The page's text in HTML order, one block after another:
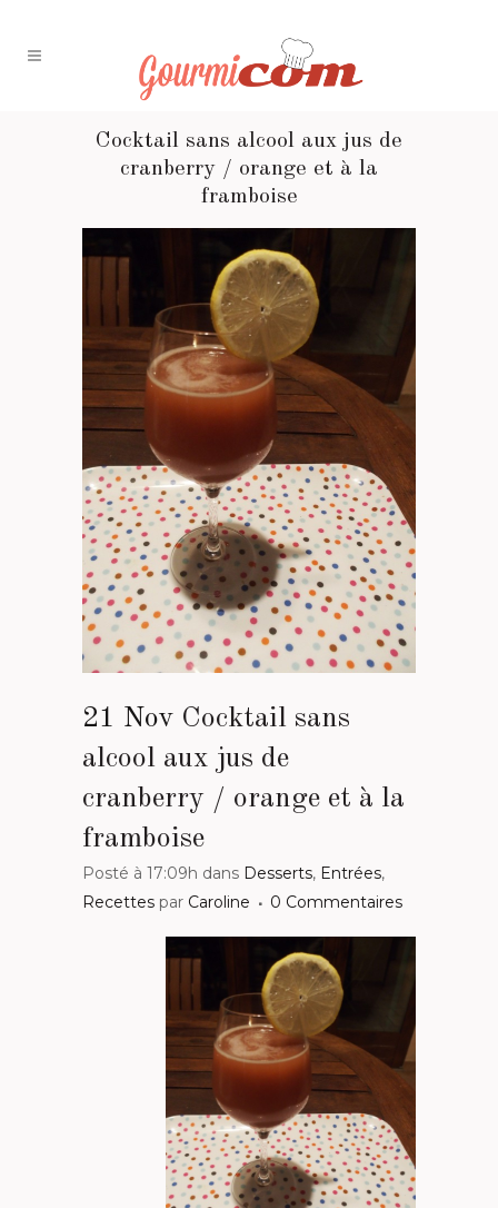
Cocktail sans alcool aux jus de
cranberry / orange et à la
framboise
21 Nov Cocktail sans
alcool aux jus de
cranberry / orange et à la
framboise
Posté à 17:09h dans Desserts, Entrées,
Recettes par Caroline 0 Commentaires